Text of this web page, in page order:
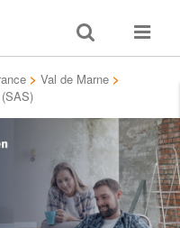
Toggle
search
Toggle
> Val de Marne >